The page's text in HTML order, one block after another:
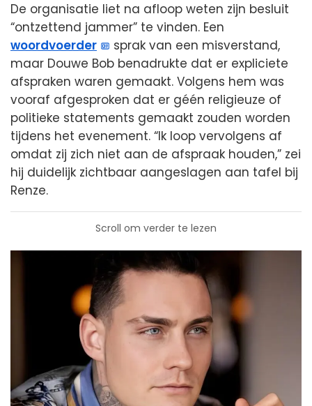
De organisatie liet na afloop weten zijn besluit
“ontzettend jammer” te vinden. Een
woordvoerder
sprak van een misverstand,
maar Douwe Bob benadrukte dat er expliciete
afspraken waren gemaakt. Volgens hem was
vooraf afgesproken dat er géén religieuze of
politieke statements gemaakt zouden worden
tijdens het evenement. “Ik loop vervolgens af
omdat zij zich niet aan de afspraak houden,” zei
hij duidelijk zichtbaar aangeslagen aan tafel bij
Renze.
Scroll om verder te lezen